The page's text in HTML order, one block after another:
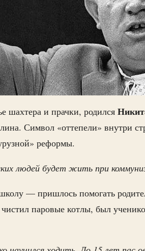
шахтера и прачки, родился
Символ «оттепели» внутри
реформы.
людей будет жить при
— пришлось помогать
паровые котлы, был